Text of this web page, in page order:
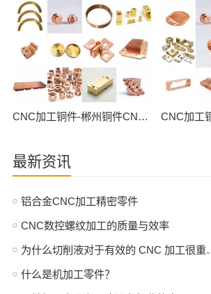
CNC加工铜件-郴州铜件CNC批量加工
最新资讯
铝合金CNC加工精密零件
CNC数控螺纹加工的质量与效率
为什么切削液对
什么是机加工零件？